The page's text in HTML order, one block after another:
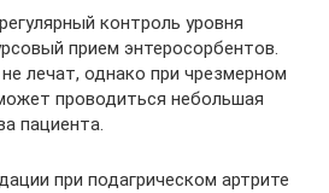
контроль уровня
прием энтеросорбентов.
не лечат, однако при чрезмерном
проводиться небольшая
пациента.
при подагрическом артрите